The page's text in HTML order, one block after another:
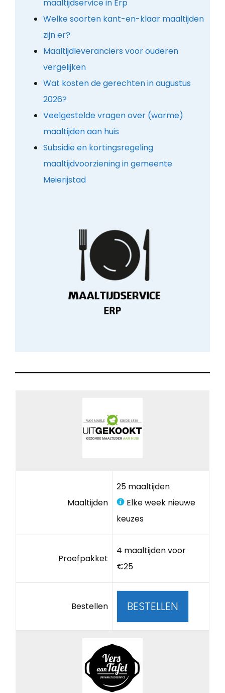
maaltijdservice in Erp
Welke soorten kant-en-klaar maaltijden
zijn er?
Maaltijdleveranciers voor ouderen
vergelijken
Wat kosten de gerechten in augustus
2026?
Veelgestelde vragen over (warme)
maaltijden aan huis
Subsidie en kortingsregeling
maaltijdvoorziening in gemeente
Meierijstad
Maaltijden
25 maaltijden
Elke week nieuwe
keuzes
Proefpakket
4 maaltijden voor
€25
Bestellen BESTELLEN